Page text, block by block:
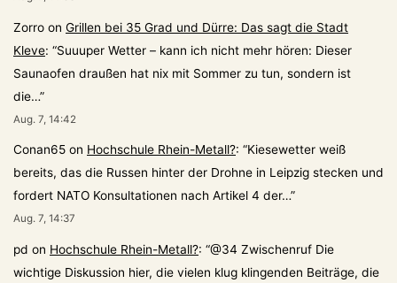
Zorro on Grillen bei 35 Grad und Dürre: Das sagt die Stadt
Kleve: “Suuuper Wetter – kann ich nicht mehr hören: Dieser
Saunaofen draußen hat nix mit Sommer zu tun, sondern ist
die…”
Aug. 7, 14:42
Conan65 on Hochschule Rhein-Metall?: “Kiesewetter weiß
bereits, das die Russen hinter der Drohne in Leipzig stecken und
fordert NATO Konsultationen nach Artikel 4 der…”
Aug. 7, 14:37
pd on Hochschule Rhein-Metall?: “@34 Zwischenruf Die
wichtige Diskussion hier, die vielen klug klingenden Beiträge, die